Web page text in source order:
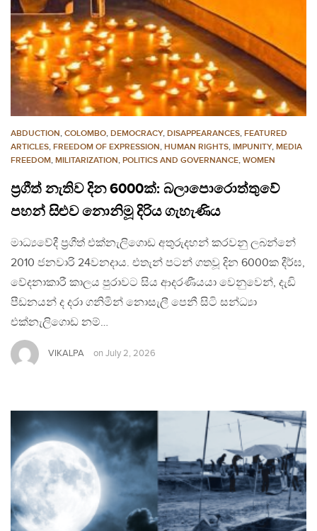
ABDUCTION, COLOMBO, DEMOCRACY, DISAPPEARANCES, FEATURED
ARTICLES, FREEDOM OF EXPRESSION, HUMAN RIGHTS, IMPUNITY, MEDIA
FREEDOM, MILITARIZATION, POLITICS AND GOVERNANCE, WOMEN
ප්‍රගීත් නැතිව දින 6000ක්: බලාපොරොත්තුවේ
පහන් සිළුව නොනිමූ දිරිය ගැහැණිය
මාධ්‍යවේදී ප්‍රගීත් එක්නැලිගොඩ අතුරුදහන් කරවනු ලබන්නේ
2010 ජනවාරි 24වනදාය. එතැන් පටන් ගතවූ දින 6000ක දීර්ඝ,
වේදනාකාරී කාලය පුරාවට සිය ආදරණීයයා වෙනුවෙන්, දැඩි
පීඩනයන් ද දරා ගනිමින් නොසැලී පෙනී සිටි සන්ධ්‍යා
එක්නැලිගොඩ නම්…
VIKALPA on July 2, 2026